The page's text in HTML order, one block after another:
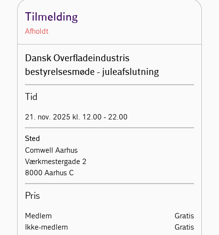
Tilmelding
Afholdt
Dansk Overfladeindustris
bestyrelsesmøde - juleafslutning
Tid
21. nov. 2025 kl. 12.00 - 22.00
Sted
Comwell Aarhus
Værkmestergade 2
8000 Aarhus C
Pris
Medlem
Gratis
Ikke-medlem
Gratis